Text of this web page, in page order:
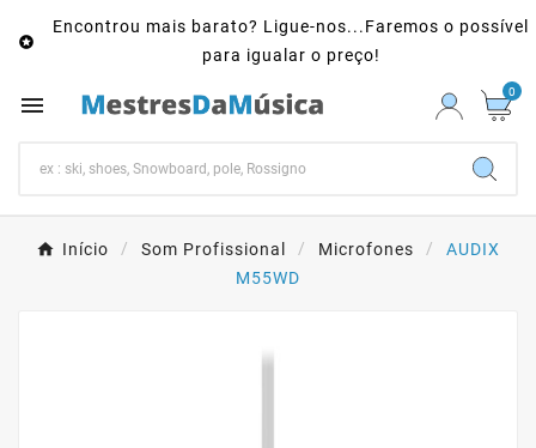

Encontrou mais barato? Ligue-nos...Faremos o possível
para igualar o preço!
 0
Início Som Profissional Microfones
AUDIX
M55WD